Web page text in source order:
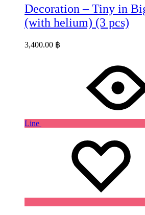
Decoration – Tiny in
(with helium) (3 pcs)
3,400.00 ฿
Line